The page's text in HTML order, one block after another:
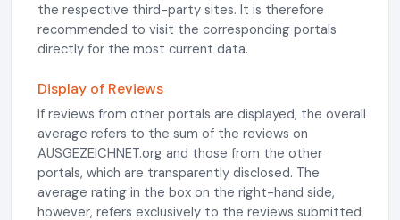
the respective third-party sites. It is therefore
recommended to visit the corresponding portals
directly for the most current data.
Display of Reviews
If reviews from other portals are displayed, the overall
average refers to the sum of the reviews on
AUSGEZEICHNET.org and those from the other
portals, which are transparently disclosed. The
average rating in the box on the right-hand side,
however, refers exclusively to the reviews submitted